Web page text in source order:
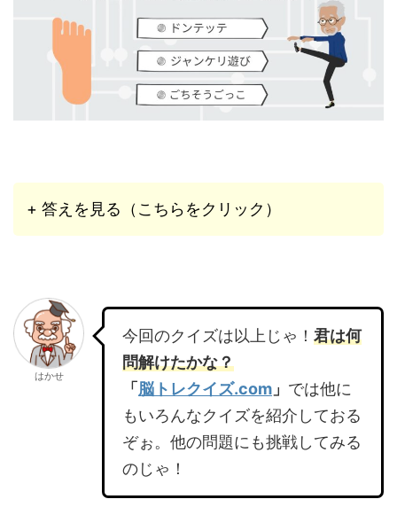
+ 答えを見る（こちらをクリック）
はかせ
今回のクイズは以上じゃ！ 君は何
問解けたかな？
「 脳トレクイズ.com 」 では他に
もいろんなクイズを紹介しておる
ぞぉ。他の問題にも挑戦してみる
のじゃ！